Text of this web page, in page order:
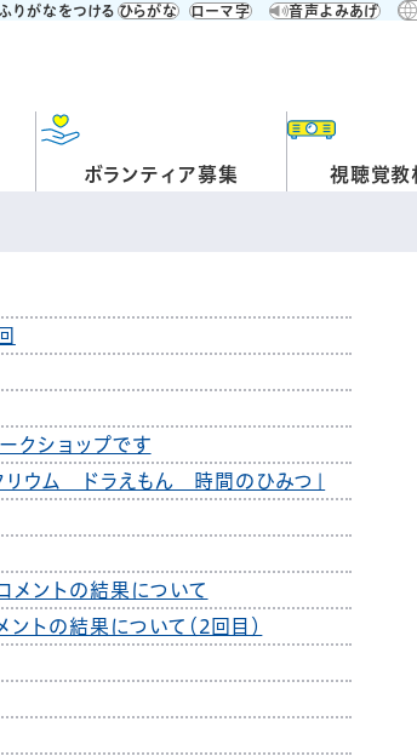
ふりがなをつける ひらがな ローマ字 音声よみあげ
ボランティア募集 視聴覚教
クショップです
リウム ドラえもん 時間のひみつ」
メントの結果について
トの結果について（2回目）